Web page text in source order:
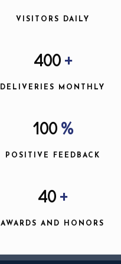
VISITORS DAILY
400 +
DELIVERIES MONTHLY
100 %
POSITIVE FEEDBACK
40+
AWARDS AND HONORS